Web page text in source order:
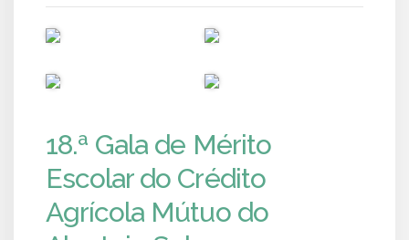
18.ª Gala de Mérito
Escolar do Crédito
Agrícola Mútuo do